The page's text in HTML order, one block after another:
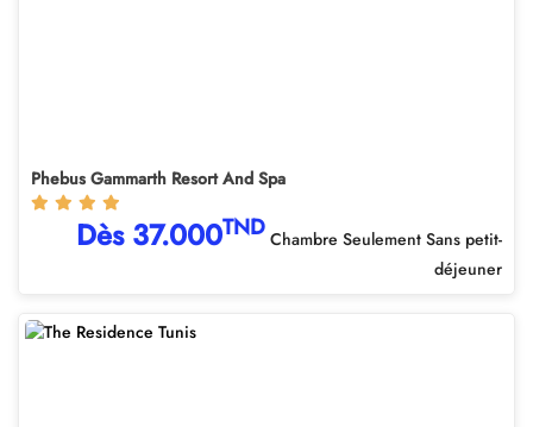
Phebus Gammarth Resort And Spa
Dès 37.000TND Chambre Seulement Sans petit-
déjeuner